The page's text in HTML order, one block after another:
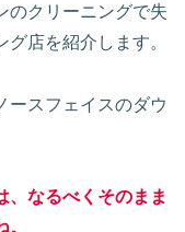
のクリーニングで失
店を紹介します。
ースフェイスのダウ
、なるべくそのまま